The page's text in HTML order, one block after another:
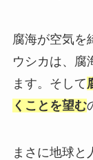
腐海が空気を
ウシカは、腐
ます。そして
くことを望む
まさに地球と